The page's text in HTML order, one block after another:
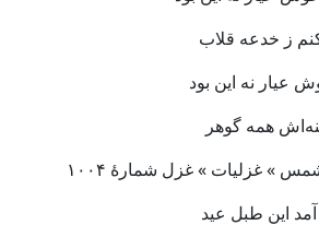
ز خدعه قلاب
عیار نه این بود
همه گوهر
» غزلیات » غزل شمارهٔ ۱۰۰۴
این طبل عید